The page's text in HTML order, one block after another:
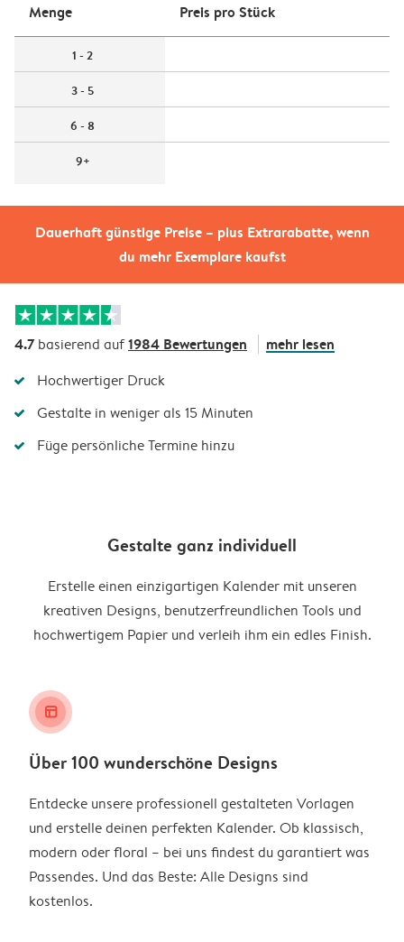
Dauerhaft günstige Preise – plus Extrarabatte, wenn
du mehr Exemplare kaufst
Menge Preis pro Stück
1 - 2
3 - 5
6 - 8
9+
4.7 basierend auf1984 Bewertungen mehr lesen
Hochwertiger Druck
Gestalte in weniger als 15 Minuten
Füge persönliche Termine hinzu
Gestalte ganz individuell
Erstelle einen einzigartigen Kalender mit unseren
kreativen Designs, benutzerfreundlichen Tools und
hochwertigem Papier und verleih ihm ein edles Finish.
layout_alt
Über 100 wunderschöne Designs
Entdecke unsere professionell gestalteten Vorlagen
und erstelle deinen perfekten Kalender. Ob klassisch,
modern oder floral – bei uns findest du garantiert was
Passendes. Und das Beste: Alle Designs sind
kostenlos.